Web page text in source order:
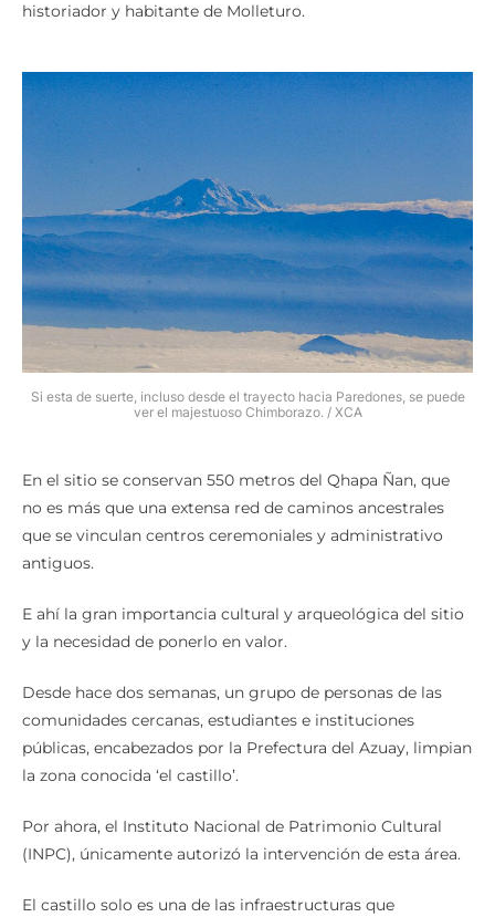
historiador y habitante de Molleturo.
Si esta de suerte, incluso desde el trayecto hacia Paredones, se puede
ver el majestuoso Chimborazo. / XCA
En el sitio se conservan 550 metros del Qhapa Ñan, que
no es más que una extensa red de caminos ancestrales
que se vinculan centros ceremoniales y administrativo
antiguos.
E ahí la gran importancia cultural y arqueológica del sitio
y la necesidad de ponerlo en valor.
Desde hace dos semanas, un grupo de personas de las
comunidades cercanas, estudiantes e instituciones
públicas, encabezados por la Prefectura del Azuay, limpian
la zona conocida ‘el castillo’.
Por ahora, el Instituto Nacional de Patrimonio Cultural
(INPC), únicamente autorizó la intervención de esta área.
El castillo solo es una de las infraestructuras que